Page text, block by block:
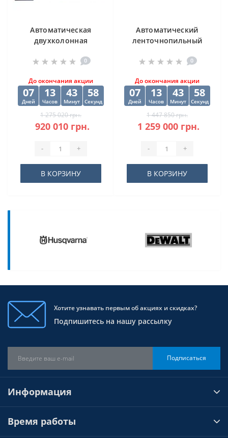
Автоматическая
двухколонная
DISPA MAKINA D-O
0
До окончания акции
07
Дней
13
Часов
43
Минут
58
Секунд
1 275 020 грн.
920 010 грн.
- +
В КОРЗИНУ
Автоматический
ленточнопильный
500SA
0
До окончания акции
07
Дней
13
Часов
43
Минут
58
Секунд
1 447 850 грн.
1 259 000 грн.
- +
В КОРЗИНУ
Хотите узнавать первым об акциях и скидках?
Подпишитесь на нашу рассылку
Подписаться
Информация
Время работы